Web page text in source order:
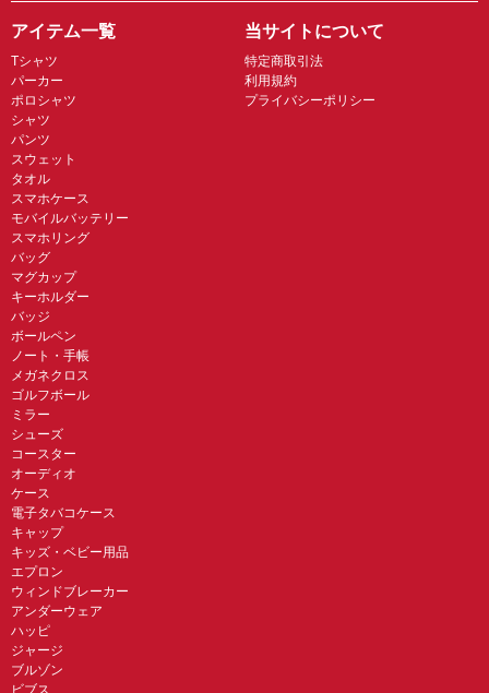
アイテム一覧
Tシャツ
パーカー
ポロシャツ
シャツ
パンツ
スウェット
タオル
スマホケース
モバイルバッテリー
スマホリング
バッグ
マグカップ
キーホルダー
バッジ
ボールペン
ノート・手帳
メガネクロス
ゴルフボール
ミラー
シューズ
コースター
オーディオ
ケース
電子タバコケース
キャップ
キッズ・ベビー用品
エプロン
ウィンドブレーカー
アンダーウェア
ハッピ
ジャージ
ブルゾン
ビブス
当サイトについて
特定商取引法
利用規約
プライバシーポリシー